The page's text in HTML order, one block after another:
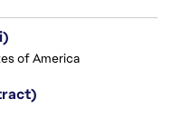
of America